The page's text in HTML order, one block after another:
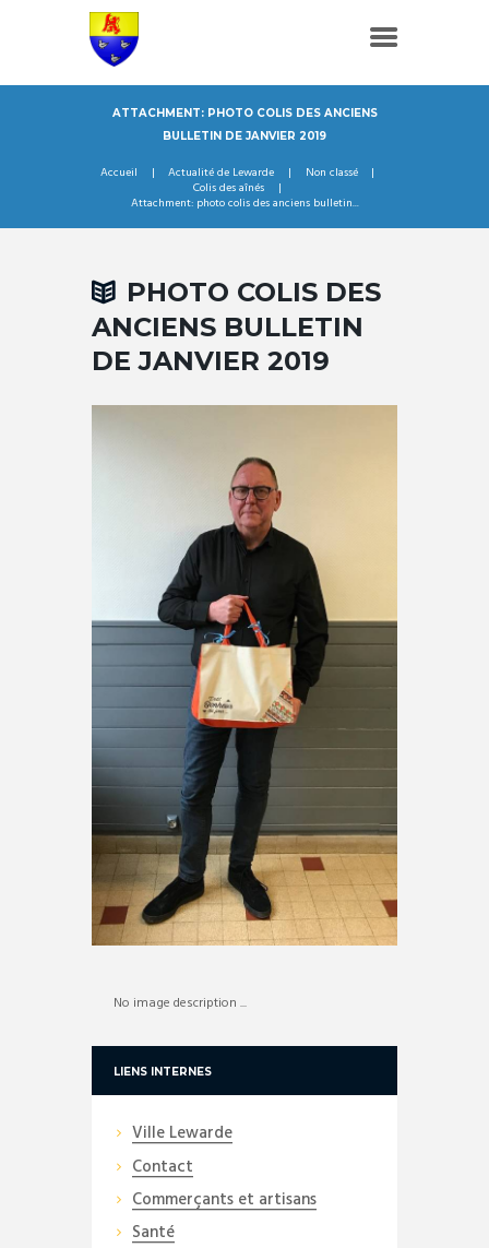
ATTACHMENT: PHOTO COLIS DES ANCIENS
BULLETIN DE JANVIER 2019
Accueil Actualité de Lewarde
Non classé
Colis des aînés
Attachment: photo colis des anciens bulletin...
PHOTO COLIS DES
ANCIENS BULLETIN
DE JANVIER 2019
No image description ...
LIENS INTERNES
Ville Lewarde
Contact
Commerçants et artisans
Santé